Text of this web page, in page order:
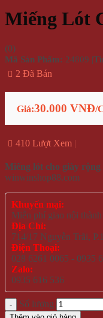
Miếng Lót
(0)
Mã Sản Phẩm: 24809 |
2 Đã Bán
Giá:30.000 VNĐ/
410 Lượt Xem
Miếng lót cho giày rộng
winwinshop88.com
Khuyến mại:
Miễn phí giao nội
Địa Chỉ:
714/17 Nguyễn Trãi,
Điện Thoại:
028 6261 0065 - 0935
Zalo:
0935 616 536
Số lượng